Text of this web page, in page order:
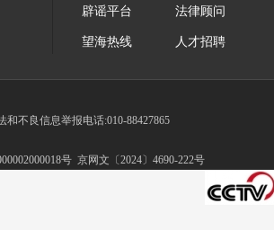
辟谣平台 法律顾问
望海热线 人才招聘
和不良信息举报电话:010-88427865
号 京网文〔2024〕4690-222号